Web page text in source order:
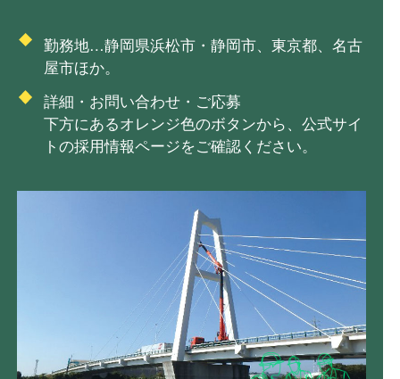
勤務地…静岡県浜松市・静岡市、東京都、名古
屋市ほか。
詳細・お問い合わせ・ご応募
下方にあるオレンジ色のボタンから、公式サイ
トの採用情報ページをご確認ください。